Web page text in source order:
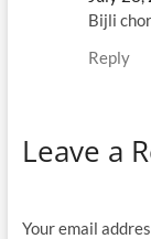
Bijli
Reply
Leave a
Your email